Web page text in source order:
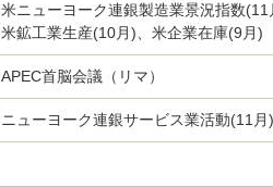
米ニューヨーク連銀製造業景況指数
米鉱工業生産(10月)、米企業在庫(9月)
APEC首脳会議（リマ）
ニューヨーク連銀サービス業活動(11